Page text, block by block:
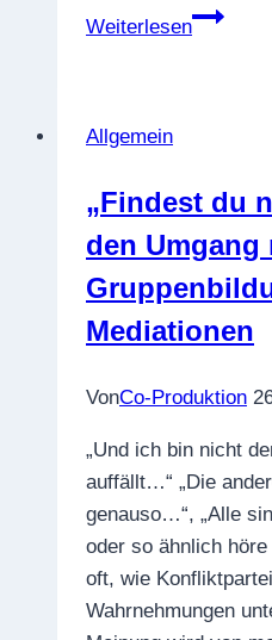
Weiterlesen
Was
zu
tun?
Vom
in
Allgemein
„Findest du
den Umgang
Mediationen
VonCo-Produktion
„Und ich bin nicht
auffällt…“ „Die
genauso…“, „Alle
oder so ähnlich
oft, wie
Wahrnehmungen